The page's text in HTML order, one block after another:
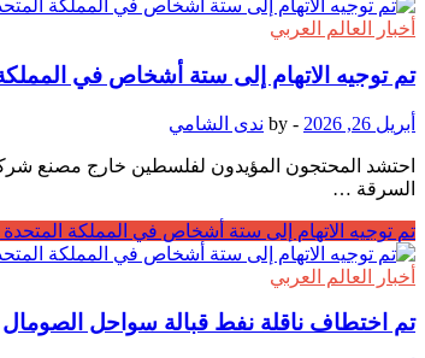
أخبار العالم العربي
تم توجيه الاتهام إلى ستة أشخاص في
أبريل 26, 2026 -
by ندى الشامي
احتشد المحتجون المؤيدون لفلسطين خارج مصنع
السرقة …
تم توجيه الاتهام إلى ستة أشخاص في المملكة
أخبار العالم العربي
تم اختطاف ناقلة نفط قبالة سواحل الصومال